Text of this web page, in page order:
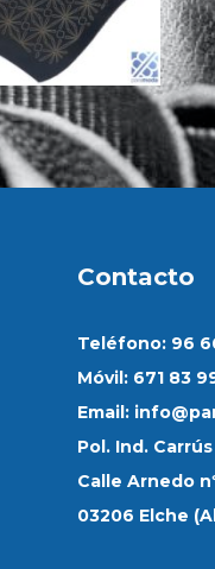
Contacto
Teléfono: 96
Móvil: 671 83
Email:
Pol. Ind. Carrús
Calle Arnedo
03206 Elche